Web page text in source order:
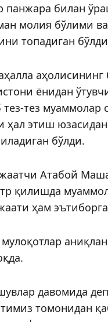
панжара билан
молия бўлими
топадиган
ёнидан
тез-тез
ҳал этиш
бўлди.
Атабой
қилишда
ҳам
давомида
томонидан